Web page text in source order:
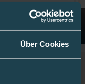
Über Cookies